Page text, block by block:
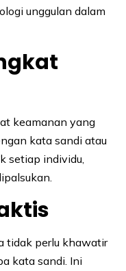
unggulan dalam
keamanan yang
kata sandi atau
setiap individu,
tidak perlu khawatir
kata sandi. Ini